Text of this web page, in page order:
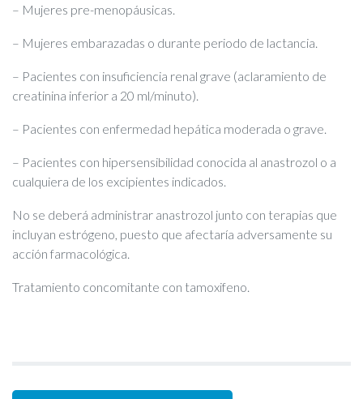
– Mujeres pre-menopáusicas.
– Mujeres embarazadas o durante periodo de lactancia.
– Pacientes con insuficiencia renal grave (aclaramiento de
creatinina inferior a 20 ml/minuto).
– Pacientes con enfermedad hepática moderada o grave.
– Pacientes con hipersensibilidad conocida al anastrozol o a
cualquiera de los excipientes indicados.
No se deberá administrar anastrozol junto con terapias que
incluyan estrógeno, puesto que afectaría adversamente su
acción farmacológica.
Tratamiento concomitante con tamoxifeno.